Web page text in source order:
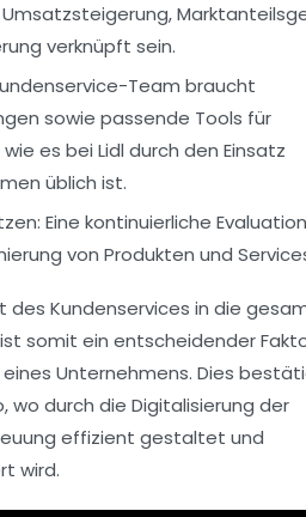
verknüpft sein.
Team braucht
sowie passende Tools für
es bei Lidl durch den Einsatz
üblich ist.
Eine kontinuierliche Evaluation
von Produkten und
des Kundenservices in die
somit ein entscheidender
Unternehmens. Dies
, wo durch die Digitalisierung der
effizient gestaltet und
wird.